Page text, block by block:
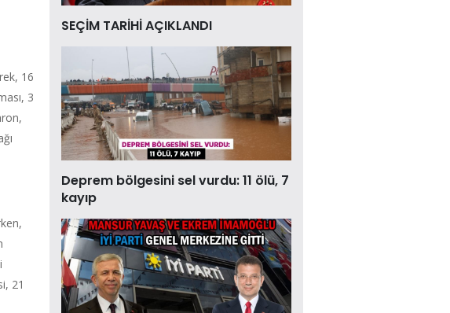
16
3
21
SEÇİM TARİHİ AÇIKLANDI
Deprem bölgesini sel vurdu: 11 ölü, 7
kayıp